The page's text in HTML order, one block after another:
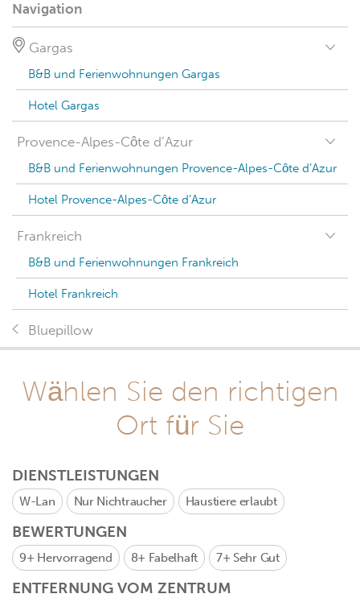
Navigation
Gargas
B&B und Ferienwohnungen Gargas
Hotel Gargas
Provence-Alpes-Côte d’Azur
B&B und Ferienwohnungen Provence-Alpes-Côte d’Azur
Hotel Provence-Alpes-Côte d’Azur
Frankreich
B&B und Ferienwohnungen Frankreich
Hotel Frankreich
Bluepillow
Wählen Sie den richtigen
Ort für Sie
DIENSTLEISTUNGEN
W-Lan Nur Nichtraucher Haustiere erlaubt
BEWERTUNGEN
9+ Hervorragend 8+ Fabelhaft 7+ Sehr Gut
ENTFERNUNG VOM ZENTRUM